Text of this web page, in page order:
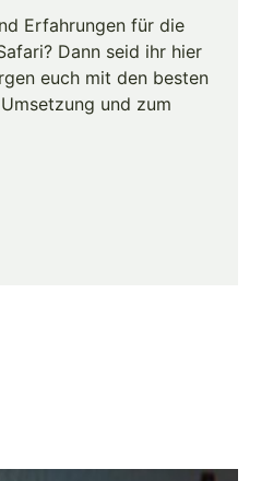
Erfahrungen für die
Dann seid ihr hier
euch mit den besten
und zum